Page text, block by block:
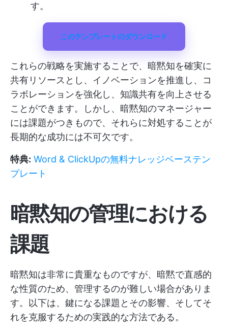
す。
このテンプレートのダウンロード
これらの戦略を実施することで、暗黙知を確実に
共有リソースとし、イノベーションを推進し、コ
ラボレーションを強化し、知識共有を向上させる
ことができます。しかし、暗黙知のマネージャー
には課題がつきもので、それらに対処することが
長期的な成功には不可欠です。
特典: Word & ClickUpの無料ナレッジベーステン
プレート
暗黙知の管理における
課題
暗黙知は非常に貴重なものですが、暗黙で直感的
な性質のため、管理するのが難しい場合がありま
す。以下は、鍵になる課題とその影響、そしてそ
れを克服するための実践的な方法である。